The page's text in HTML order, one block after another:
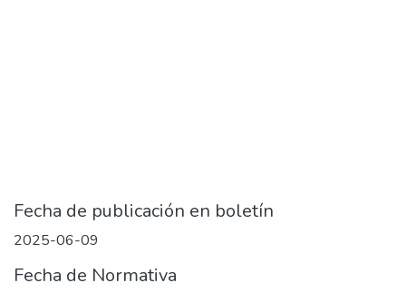
Fecha de publicación en boletín
2025-06-09
Fecha de Normativa